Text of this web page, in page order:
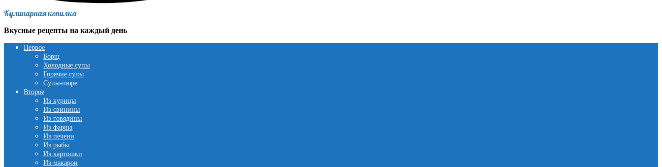
Кулинарная копилка
Вкусные рецепты на каждый день
Первое
Борщ
Холодные супы
Горячие супы
Супы-пюре
Второе
Из курицы
Из свинины
Из говядины
Из фарша
Из печени
Из рыбы
Из картошки
Из макарон